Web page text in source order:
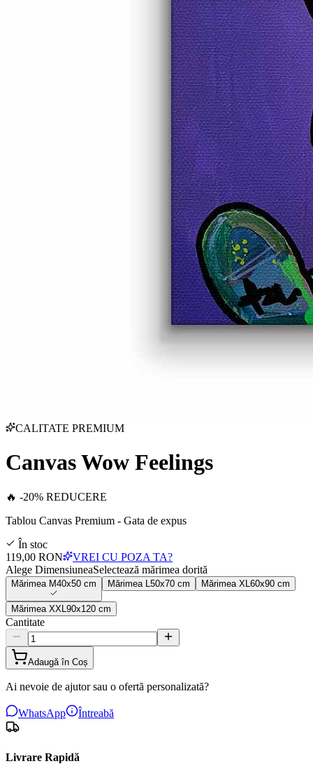
CALITATE PREMIUM
Canvas Wow Feelings
🔥 -20% REDUCERE
Tablou Canvas Premium - Gata de expus
În stoc
119,00 RON
VREI CU POZA TA?
Alege DimensiuneaSelectează mărimea dorită
Mărimea M40x50 cm Mărimea 50x70 cm Mărimea XL 60x90 cm
Mărimea XXL 90x120 cm
Cantitate
Adaugă în Coș
Ai nevoie de ajutor sau o ofertă personalizată?
WhatsApp Întreabă
Livrare Rapidă